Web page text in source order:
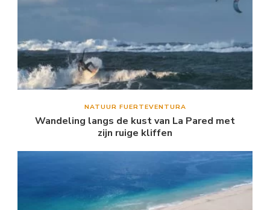
NATUUR FUERTEVENTURA
Wandeling langs de kust van La Pared met
zijn ruige kliffen